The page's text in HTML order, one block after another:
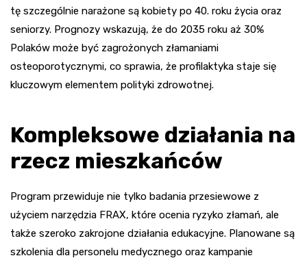
tę szczególnie narażone są kobiety po 40. roku życia oraz
seniorzy. Prognozy wskazują, że do 2035 roku aż 30%
Polaków może być zagrożonych złamaniami
osteoporotycznymi, co sprawia, że profilaktyka staje się
kluczowym elementem polityki zdrowotnej.
Kompleksowe działania na
rzecz mieszkańców
Program przewiduje nie tylko badania przesiewowe z
użyciem narzędzia FRAX, które ocenia ryzyko złamań, ale
także szeroko zakrojone działania edukacyjne. Planowane są
szkolenia dla personelu medycznego oraz kampanie